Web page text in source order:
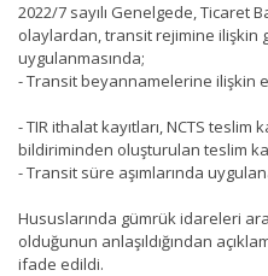
2022/7 sayılı Genelgede, Ticaret
olaylardan, transit rejimine ilişkin
uygulanmasında;
- Transit beyannamelerine ilişkin
- TIR ithalat kayıtları, NCTS teslim
bildiriminden oluşturulan teslim
- Transit süre aşımlarında
Hususlarında gümrük idareleri
olduğunun anlaşıldığından
ifade edildi.